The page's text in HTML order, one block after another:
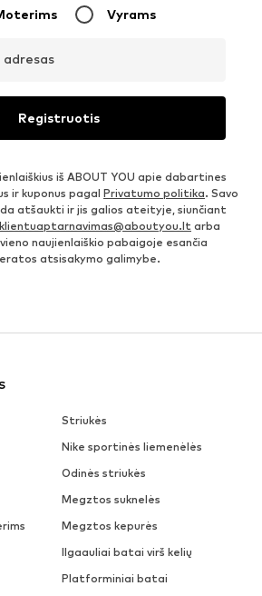
Vyrams
adresas
Registruotis
iš ABOUT YOU apie dabartines
ir kuponus pagal Privatumo politika. Savo
atšaukti ir jis galios ateityje, siunčiant
klientuaptarnavimas@aboutyou.lt arba
naujienlaiškio pabaigoje esančia
atsisakymo galimybe.
Striukės
Nike sportinės liemenėlės
Odinės striukės
Megztos suknelės
Megztos kepurės
Ilgaauliai batai virš kelių
Platforminiai batai